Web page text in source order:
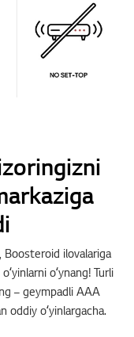
Boosteroid ilovalariga
oʻynang! Turli
– geympadli AAA
oddiy oʻyinlargacha.